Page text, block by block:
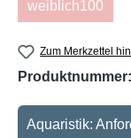
weiblich100
(Diese
Zum Merkzettel
Produktnummer:
Aquaristik: